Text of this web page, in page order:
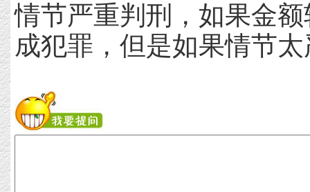
情节严重判刑，如果金
成犯罪，但是如果情节